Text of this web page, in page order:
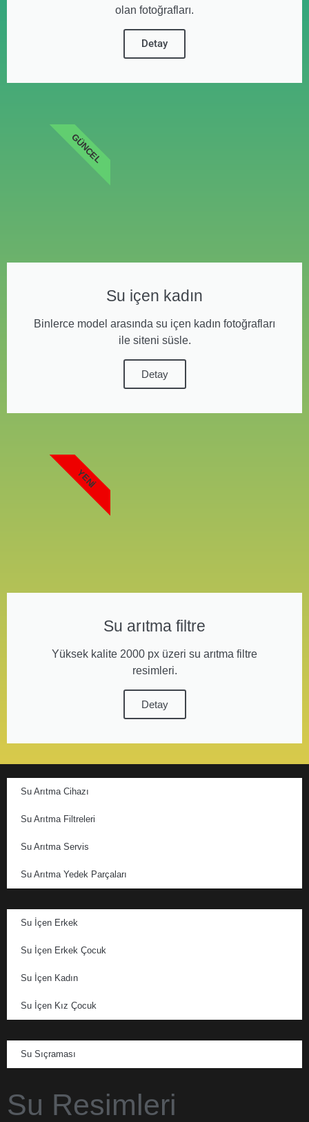
olan fotoğrafları.
Detay
Su içen kadın
Binlerce model arasında su içen kadın fotoğrafları
ile siteni süsle.
Detay
GÜNCEL
Su arıtma filtre
Yüksek kalite 2000 px üzeri su arıtma filtre
resimleri.
Detay
YENI
Su Arıtma Cihazı
Su Arıtma Filtreleri
Su Arıtma Servis
Su Arıtma Yedek Parçaları
Su İçen Erkek
Su İçen Erkek Çocuk
Su İçen Kadın
Su İçen Kız Çocuk
Su Sıçraması
Su Resimleri